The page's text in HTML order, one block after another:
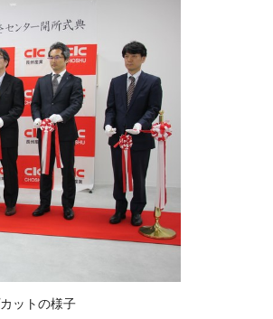
ットの様子